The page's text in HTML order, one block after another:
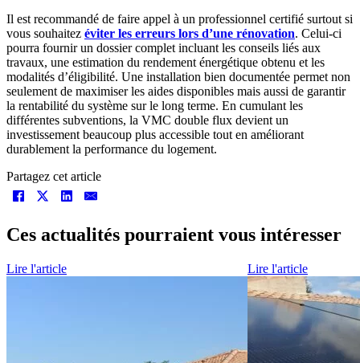
Il est recommandé de faire appel à un professionnel certifié surtout si
vous souhaitez éviter les erreurs lors d’une rénovation. Celui-ci
pourra fournir un dossier complet incluant les conseils liés aux
travaux, une estimation du rendement énergétique obtenu et les
modalités d’éligibilité. Une installation bien documentée permet non
seulement de maximiser les aides disponibles mais aussi de garantir
la rentabilité du système sur le long terme. En cumulant les
différentes subventions, la VMC double flux devient un
investissement beaucoup plus accessible tout en améliorant
durablement la performance du logement.
Partagez cet article
Ces actualités pourraient vous intéresser
Lire l'article Lire l'article